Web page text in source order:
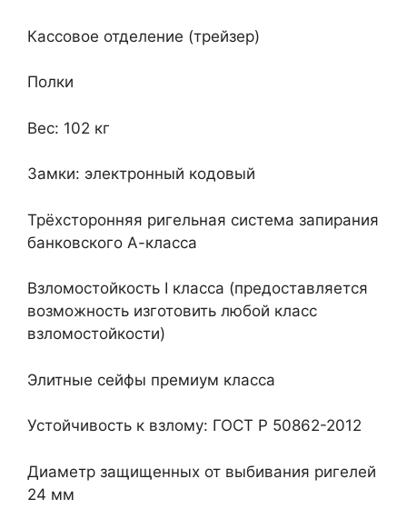
Кассовое отделение (трейзер)
Полки
Вес: 102 кг
Замки: электронный кодовый
Трёхсторонняя ригельная система запирания
банковского А-класса
Взломостойкость I класса (предоставляется
возможность изготовить любой класс
взломостойкости)
Элитные сейфы премиум класса
Устойчивость к взлому: ГОСТ Р 50862-2012
Диаметр защищенных от выбивания ригелей
24 мм